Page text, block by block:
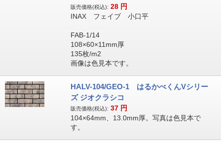
販売価格(税込): 28 円
INAX フェイブ 小口平
FAB-1/14
108×60×11mm厚
135枚/m2
画像は色見本です。
HALV-104/GEO-1 はるかべくんVシリー
ズ ジオクラシコ
販売価格(税込): 37 円
104×64mm、13.0mm厚。写真は色見本で
す。